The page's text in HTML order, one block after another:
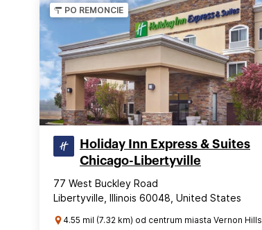
PO REMONCIE
Holiday Inn Express & Suites
Chicago-Libertyville
77 West Buckley Road
Libertyville, Illinois 60048, United States
4.55 mil (7.32 km) od centrum miasta Vernon Hills